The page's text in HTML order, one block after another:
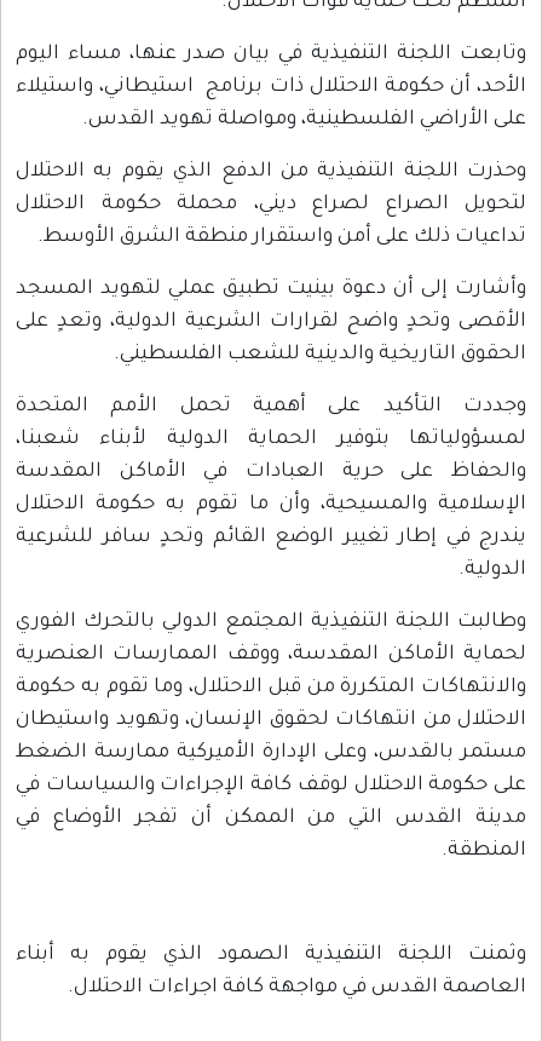
وتابعت اللجنة التنفيذية في بيان صدر عنها، مساء اليوم
الأحد، أن حكومة الاحتلال ذات برنامج استيطاني، واستيلاء
على الأراضي الفلسطينية، ومواصلة تهويد القدس.
وحذرت اللجنة التنفيذية من الدفع الذي يقوم به الاحتلال
لتحويل الصراع لصراع ديني، محملة حكومة الاحتلال
تداعيات ذلك على أمن واستقرار منطقة الشرق الأوسط.
وأشارت إلى أن دعوة بينيت تطبيق عملي لتهويد المسجد
الأقصى وتحدٍ واضح لقرارات الشرعية الدولية، وتعدٍ على
الحقوق التاريخية والدينية للشعب الفلسطيني.
وجددت التأكيد على أهمية تحمل الأمم المتحدة
لمسؤولياتها بتوفير الحماية الدولية لأبناء شعبنا،
والحفاظ على حرية العبادات في الأماكن المقدسة
الإسلامية والمسيحية، وأن ما تقوم به حكومة الاحتلال
يندرج في إطار تغيير الوضع القائم وتحدٍ سافر للشرعية
الدولية.
وطالبت اللجنة التنفيذية المجتمع الدولي بالتحرك الفوري
لحماية الأماكن المقدسة، ووقف الممارسات العنصرية
والانتهاكات المتكررة من قبل الاحتلال، وما تقوم به حكومة
الاحتلال من انتهاكات لحقوق الإنسان، وتهويد واستيطان
مستمر بالقدس، وعلى الإدارة الأميركية ممارسة الضغط
على حكومة الاحتلال لوقف كافة الإجراءات والسياسات في
مدينة القدس التي من الممكن أن تفجر الأوضاع في
المنطقة.
وثمنت اللجنة التنفيذية الصمود الذي يقوم به أبناء
العاصمة القدس في مواجهة كافة اجراءات الاحتلال.